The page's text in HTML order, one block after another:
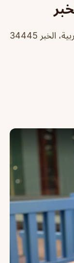
7969 طريق الامير فهد بن سلمان، العقربية، الخبر 34445